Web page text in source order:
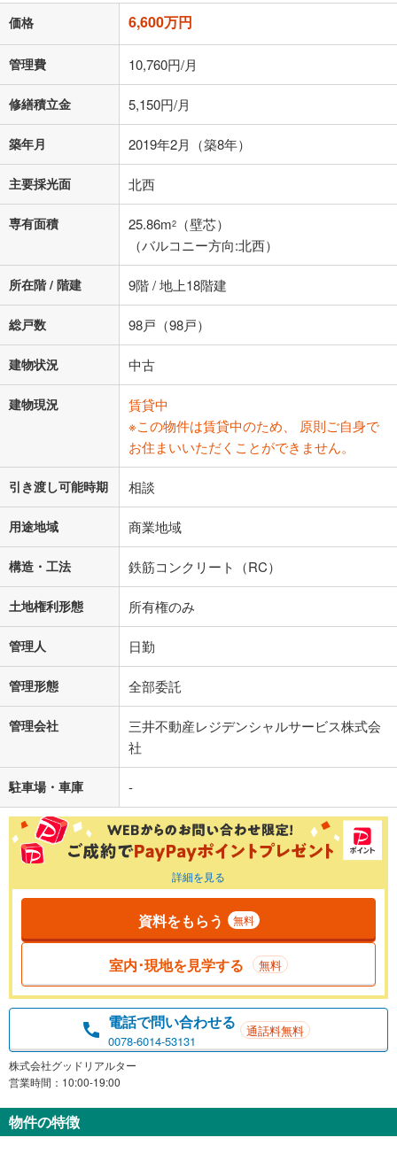
価格 6,600万円
管理費 10,760円/月
修繕積立金 5,150円/月
築年月 2019年2月（築8年）
主要採光面 北西
専有面積 25.86m2
（壁芯）
（バルコニー方向:北西）
所在階 / 階建 9階 / 地上18階建
総戸数 98戸（98戸）
建物状況 中古
建物現況
賃貸中
※この物件は賃貸中のため、 原則ご自身で
お住まいいただくことができません。
引き渡し可能時期 相談
用途地域 商業地域
構造・工法 鉄筋コンクリート（RC）
土地権利形態 所有権のみ
管理人 日勤
管理形態 全部委託
管理会社
三井不動産レジデンシャルサービス株式会
社
駐車場・車庫 -
詳細を見る
資料をもらう 無料
室内･現地を見学する 無料
電話で問い合わせる
0078-6014-53131
通話料無料
株式会社グッドリアルター
営業時間：10:00-19:00
物件の特徴